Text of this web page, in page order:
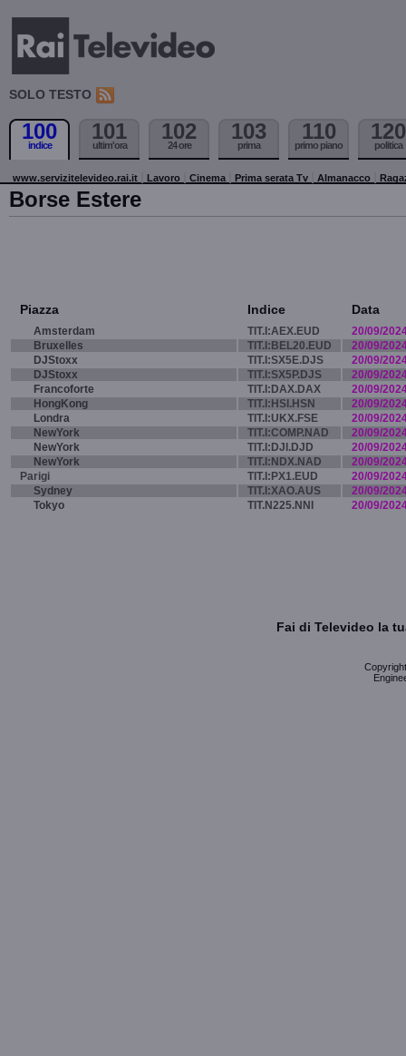
SOLO TESTO
100
indice
101
ultim'ora
102
24 ore
103
prima
110
primo piano
120
politica
www.servizitelevideo.rai.it Lavoro Cinema Prima serata Tv Almanacco
Borse Estere
Piazza Indice Data
Amsterdam TIT.I:AEX.EUD
20/09/
Bruxelles
TIT.I:BEL20.EUD
20/09/
DJStoxx
TIT.I:SX5E.DJS
20/09/
DJStoxx
TIT.I:SX5P.DJS
20/09/
Francoforte
TIT.I:DAX.DAX
20/09/
HongKong
TIT.I:HSI.HSN
20/09/
Londra
TIT.I:UKX.FSE
20/09/
NewYork
TIT.I:COMP.NAD
20/09/
NewYork
TIT.I:DJI.DJD
20/09/
NewYork
TIT.I:NDX.NAD
20/09/
Parigi
TIT.I:PX1.EUD
20/09/
Sydney
TIT.I:XAO.AUS
20/09/
Tokyo
TIT.N225.NNI 20/09/
Fai di Televideo la